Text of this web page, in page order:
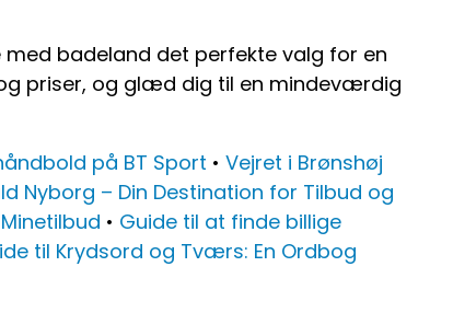
badeland det perfekte valg for en
priser, og glæd dig til en mindeværdig
på BT Sport • Vejret i Brønshøj
Nyborg – Din Destination for Tilbud og
• Guide til at finde billige
til Krydsord og Tværs: En Ordbog